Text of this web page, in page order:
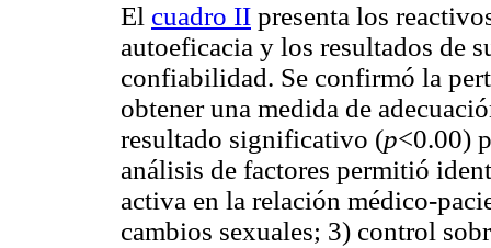
El cuadro II presenta los
autoeficacia y los resultados de
confiabilidad. Se confirmó la
obtener una medida de
resultado significativo (p<0.00)
análisis de factores permitió
activa en la relación médico-
cambios sexuales; 3) control